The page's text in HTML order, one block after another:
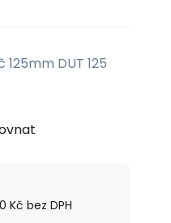
DUT 125
Kč bez DPH